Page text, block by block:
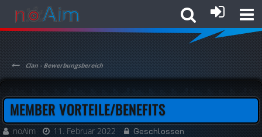
Clan - Bewerbungsbereich
MEMBER VORTEILE/BENEFITS
noAim 11. Februar 2022 Geschlossen